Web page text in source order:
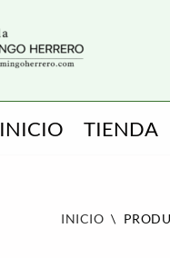
INICIO TIENDA
INICIO \